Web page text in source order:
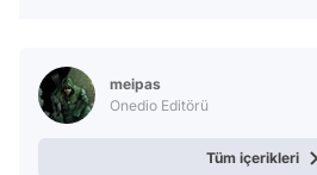
meipas
Onedio Editörü
Tüm içerikleri